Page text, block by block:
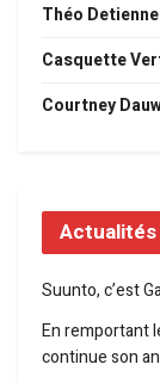
Théo Detienne
Casquette
Courtney
Suunto, c’est
En remportant
continue son